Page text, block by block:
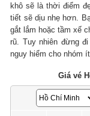
khô sẽ là thời điểm
tiết sẽ dịu nhẹ hơn.
gắt lắm hoặc tầm xế
rũ. Tuy nhiên đừng
nguy hiểm cho nhóm
Giá vé